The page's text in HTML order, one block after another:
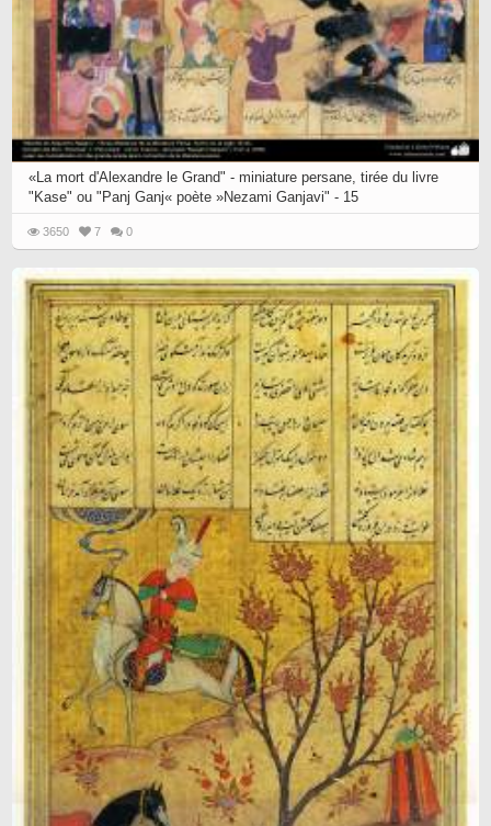
«La mort d'Alexandre le Grand" - miniature persane, tirée du livre
"Kase" ou "Panj Ganj« poète »Nezami Ganjavi" - 15
3650 7 0